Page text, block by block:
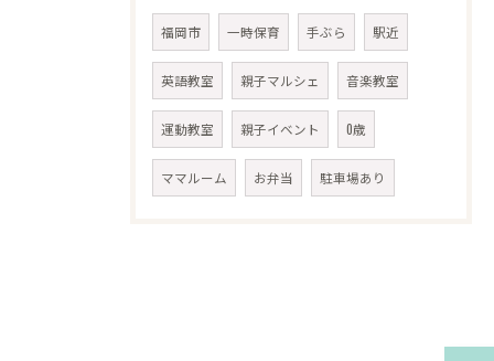
福岡市 一時保育 手ぶら 駅近
英語教室 親子マルシェ 音楽教室
運動教室 親子イベント 0歳
ママルーム お弁当 駐車場あり